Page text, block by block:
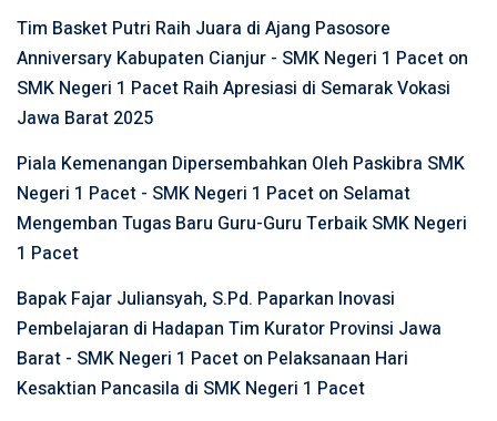
Tim Basket Putri Raih Juara di Ajang Pasosore
Anniversary Kabupaten Cianjur - SMK Negeri 1 Pacet on
SMK Negeri 1 Pacet Raih Apresiasi di Semarak Vokasi
Jawa Barat 2025
Piala Kemenangan Dipersembahkan Oleh Paskibra SMK
Negeri 1 Pacet - SMK Negeri 1 Pacet on Selamat
Mengemban Tugas Baru Guru-Guru Terbaik SMK Negeri
1 Pacet
Bapak Fajar Juliansyah, S.Pd. Paparkan Inovasi
Pembelajaran di Hadapan Tim Kurator Provinsi Jawa
Barat - SMK Negeri 1 Pacet on Pelaksanaan Hari
Kesaktian Pancasila di SMK Negeri 1 Pacet